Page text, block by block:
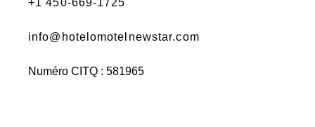
info@hotelomotelnewstar.com
Numéro CITQ : 581965